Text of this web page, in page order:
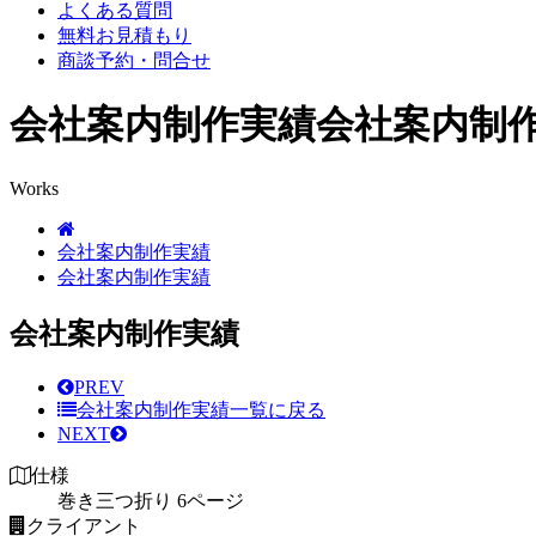
よくある質問
無料お見積もり
商談予約・問合せ
会社案内制作実績会社案内制
Works
会社案内制作実績
会社案内制作実績
会社案内制作実績
PREV
会社案内制作実績一覧に戻る
NEXT
仕様
巻き三つ折り 6ページ
クライアント